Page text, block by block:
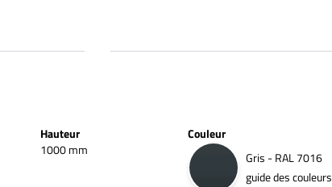
Hauteur
1000 mm
Couleur
Gris - RAL 7016
guide des couleurs